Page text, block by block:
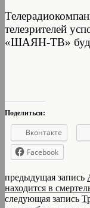
телезрителей
«ШАЯН-ТВ»
Поделиться:
Вконтакте
Facebook
предыдущая запись
находится в
следующая запись